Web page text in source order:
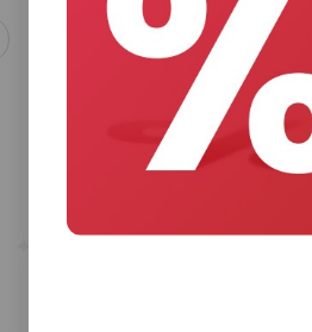
HerzBlut Dana lampe à poser
avec pied bois noyer